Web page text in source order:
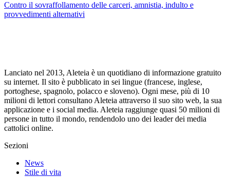
Contro il sovraffollamento delle carceri, amnistia, indulto e
provvedimenti alternativi
Lanciato nel 2013, Aleteia è un quotidiano di informazione gratuito
su internet. Il sito è pubblicato in sei lingue (francese, inglese,
portoghese, spagnolo, polacco e sloveno). Ogni mese, più di 10
milioni di lettori consultano Aleteia attraverso il suo sito web, la sua
applicazione e i social media. Aleteia raggiunge quasi 50 milioni di
persone in tutto il mondo, rendendolo uno dei leader dei media
cattolici online.
Sezioni
News
Stile di vita